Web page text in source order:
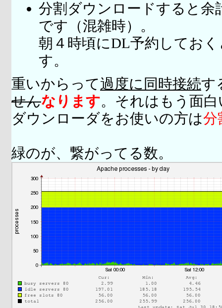
分割ダウンロードすると余
です（混雑時）。
朝４時頃にDL予約してお
す。
重いからって過度に同時接続す
せんなります。それはもう面
ダウンローダをお使いの方は分
緑のが、繋がってる数。